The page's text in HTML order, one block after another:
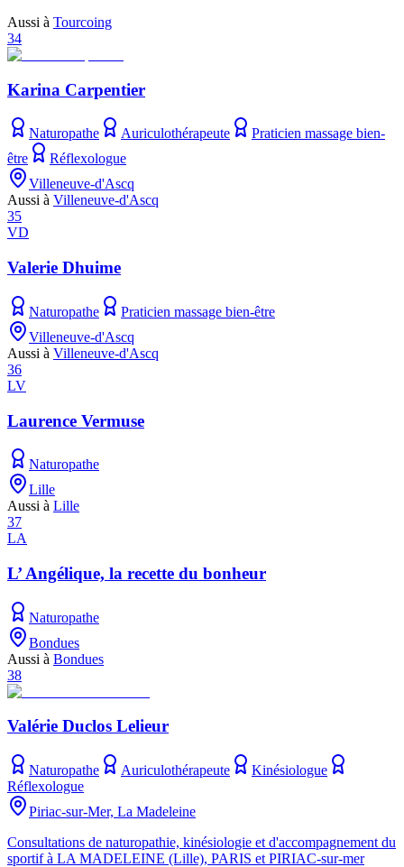
Aussi à Tourcoing
34
Karina Carpentier
Naturopathe Auriculothérapeute
Praticien massage bien-
être
Réflexologue
Villeneuve-d'Ascq
Aussi à Villeneuve-d'Ascq
35
VD
Valerie Dhuime
Naturopathe
Praticien massage bien-être
Villeneuve-d'Ascq
Aussi à Villeneuve-d'Ascq
36
LV
Laurence Vermuse
Naturopathe
Lille
Aussi à Lille
37
LA
L’ Angélique, la recette du bonheur
Naturopathe
Bondues
Aussi à Bondues
38
Valérie Duclos Lelieur
Naturopathe Auriculothérapeute
Kinésiologue
Réflexologue
Piriac-sur-Mer, La Madeleine
Consultations de naturopathie, kinésiologie et d'accompagnement du
sportif à LA MADELEINE (Lille), PARIS et PIRIAC-sur-mer